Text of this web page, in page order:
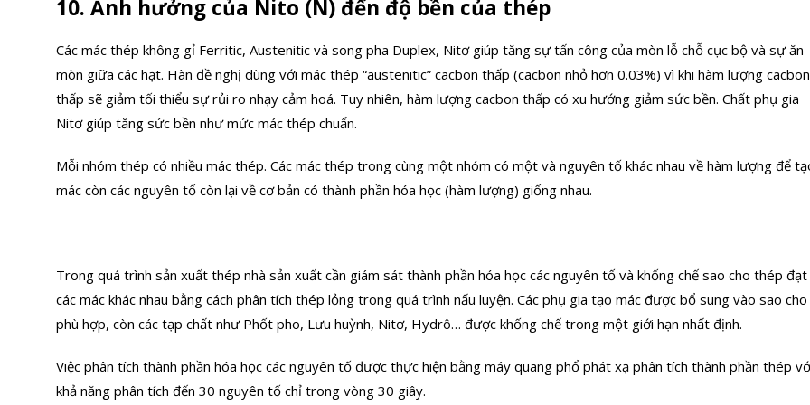
10. Ảnh hưởng của Nito (N) đến độ bền của thép
Các mác thép không gỉ Ferritic, Austenitic và song pha Duplex, Nitơ giúp tăng sự tấn công của mòn lỗ chỗ cục bộ và sự ăn
mòn giữa các hạt. Hàn đề nghị dùng với mác thép “austenitic” cacbon thấp (cacbon nhỏ hơn 0.03%) vì khi hàm lượng cacbon
thấp sẽ giảm tối thiểu sự rủi ro nhạy cảm hoá. Tuy nhiên, hàm lượng cacbon thấp có xu hướng giảm sức bền. Chất phụ gia
Nitơ giúp tăng sức bền như mức mác thép chuẩn.
Mỗi nhóm thép có nhiều mác thép. Các mác thép trong cùng một nhóm có một và nguyên tố khác nhau về hàm lượng để
mác còn các nguyên tố còn lại về cơ bản có thành phần hóa học (hàm lượng) giống nhau.
Trong quá trình sản xuất thép nhà sản xuất cần giám sát thành phần hóa học các nguyên tố và khống chế sao cho thép đạt
các mác khác nhau bằng cách phân tích thép lỏng trong quá trình nấu luyện. Các phụ gia tạo mác được bổ sung vào sao cho
phù hợp, còn các tạp chất như Phốt pho, Lưu huỳnh, Nitơ, Hydrô… được khống chế trong một giới hạn nhất định.
Việc phân tích thành phần hóa học các nguyên tố được thực hiện bằng máy quang phổ phát xạ phân tích thành phần thép
khả năng phân tích đến 30 nguyên tố chỉ trong vòng 30 giây.